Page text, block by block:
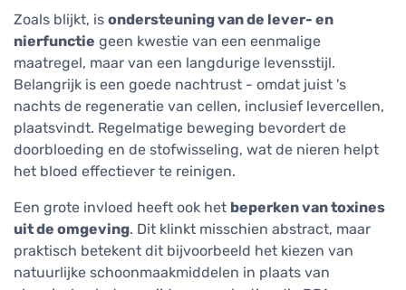
Zoals blijkt, is ondersteuning van de lever- en
nierfunctie geen kwestie van een eenmalige
maatregel, maar van een langdurige levensstijl.
Belangrijk is een goede nachtrust - omdat juist 's
nachts de regeneratie van cellen, inclusief levercellen,
plaatsvindt. Regelmatige beweging bevordert de
doorbloeding en de stofwisseling, wat de nieren helpt
het bloed effectiever te reinigen.
Een grote invloed heeft ook het beperken van toxines
uit de omgeving. Dit klinkt misschien abstract, maar
praktisch betekent dit bijvoorbeeld het kiezen van
natuurlijke schoonmaakmiddelen in plaats van